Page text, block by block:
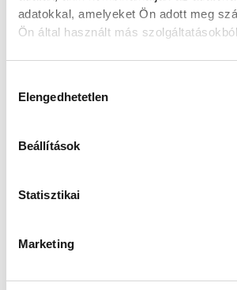
adatokkal, amelyeket Ön adott meg
Ön által használt más
Elengedhetetlen
Beállítások
Statisztikai
Marketing
14.12-vel a negyedik helyen
Tóthné Stupián Anikó
Szögi István